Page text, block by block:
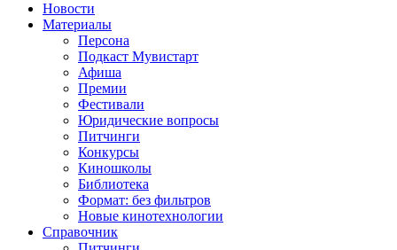
Новости
Материалы
Персона
Подкаст Мувистарт
Афиша
Премии
Фестивали
Юридические вопросы
Питчинги
Конкурсы
Киношколы
Библиотека
Формат: без фильтров
Новые кинотехнологии
Справочник